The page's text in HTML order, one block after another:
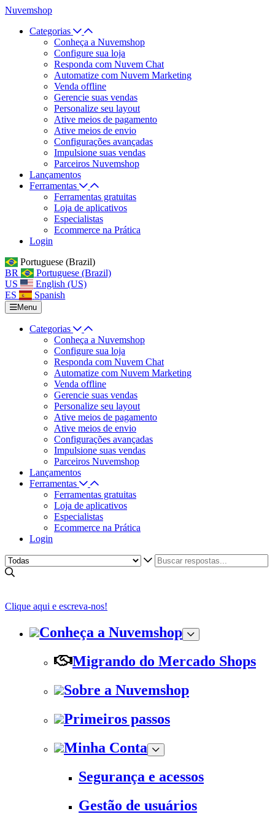
Nuvemshop
Categorias
Conheça a Nuvemshop
Configure sua loja
Responda com Nuvem Chat
Automatize com Nuvem Marketing
Venda offline
Gerencie suas vendas
Personalize seu layout
Ative meios de pagamento
Ative meios de envio
Configurações avançadas
Impulsione suas vendas
Parceiros Nuvemshop
Lançamentos
Ferramentas
Ferramentas gratuitas
Loja de aplicativos
Especialistas
Ecommerce na Prática
Login
Portuguese (Brazil)
BR
Portuguese (Brazil)
US
English (US)
ES
Spanish
Menu
Categorias
Conheça a Nuvemshop
Configure sua loja
Responda com Nuvem Chat
Automatize com Nuvem Marketing
Venda offline
Gerencie suas vendas
Personalize seu layout
Ative meios de pagamento
Ative meios de envio
Configurações avançadas
Impulsione suas vendas
Parceiros Nuvemshop
Lançamentos
Ferramentas
Ferramentas gratuitas
Loja de aplicativos
Especialistas
Ecommerce na Prática
Login
Clique aqui e escreva-nos!
Conheça a Nuvemshop
Migrando do Mercado Shops
Sobre a Nuvemshop
Primeiros passos
Minha Conta
Segurança e acessos
Gestão de usuários